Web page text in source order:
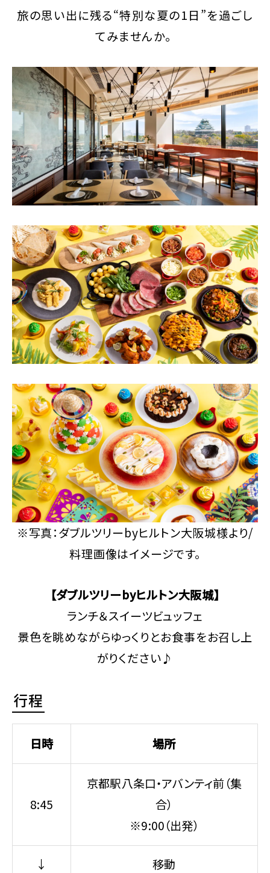
旅の思い出に残る“特別な夏の1日”を過ごし
てみませんか。
※写真：ダブルツリーbyヒルトン大阪城様より/
料理画像はイメージです。
【ダブルツリーbyヒルトン大阪城】
ランチ＆スイーツビュッフェ
景色を眺めながらゆっくりとお食事をお召し上
がりください♪
行程
日時 場所
8:45
京都駅八条口・アバンティ前（集
合）
※9:00（出発）
↓ 移動